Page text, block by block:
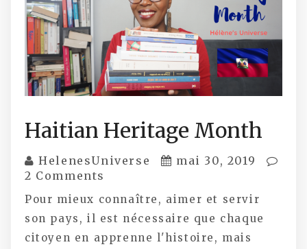
Haitian Heritage Month
HelenesUniverse
mai 30, 2019
2 Comments
Pour mieux connaître, aimer et servir
son pays, il est nécessaire que chaque
citoyen en apprenne l'histoire, mais